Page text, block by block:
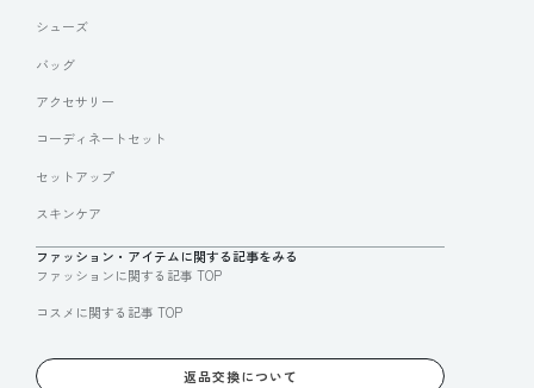
シューズ
バッグ
アクセサリー
コーディネートセット
セットアップ
スキンケア
ファッション・アイテムに関する記事をみる
ファッションに関する記事 TOP
コスメに関する記事 TOP
返品交換について